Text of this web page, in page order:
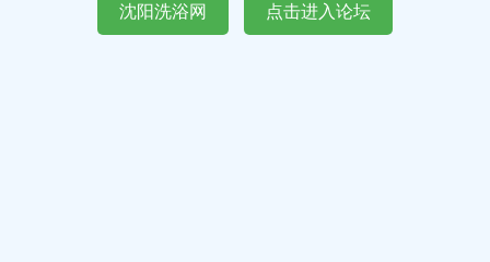
沈阳洗浴网 点击进入论坛